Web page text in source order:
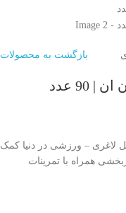
بازگشت به محصولات
مکمل لاغری – ورزشی در دنیا کمک
همراه با تمرینات